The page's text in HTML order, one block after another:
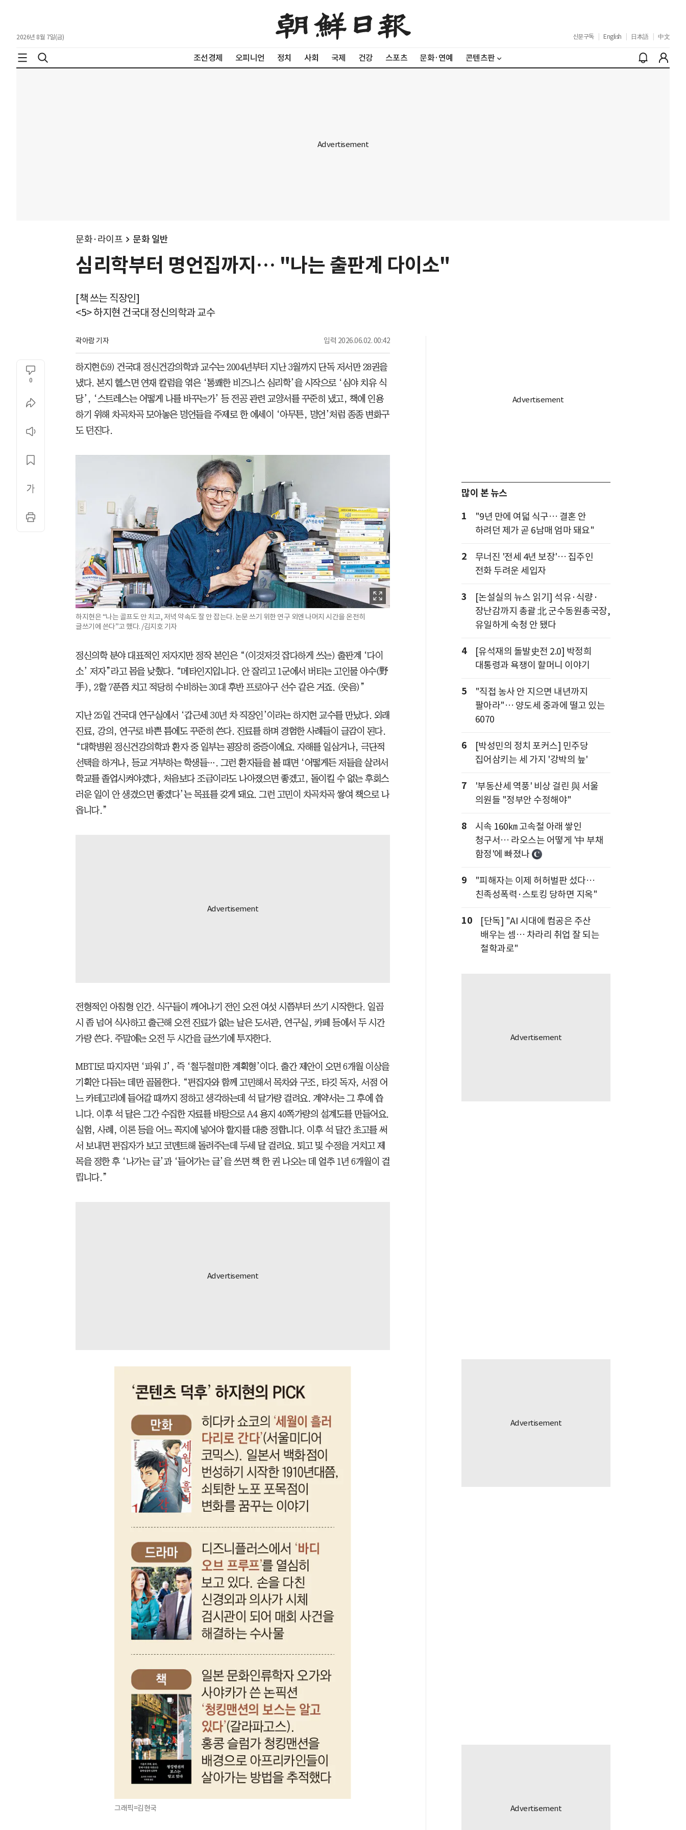
2026년 8월 7일(금) 신문구독 English 日本語 中文
조선경제 오피니언 정치 사회 국제 건강 스포츠 문화·연예 콘텐츠판
문화·라이프 문화 일반
심리학부터 명언집까지… "나는 출판계 다이소"
[책 쓰는 직장인]
<5> 하지현 건국대 정신의학과 교수
곽아람 기자 입력 2026.06.02. 00:42
0
하지현(59) 건국대 정신건강의학과 교수는 2004년부터 지난 3월까지 단독 저서만 28권을
냈다. 본지 헬스면 연재 칼럼을 엮은 ‘통쾌한 비즈니스 심리학’을 시작으로 ‘심야 치유 식
당’, ‘스트레스는 어떻게 나를 바꾸는가’ 등 전공 관련 교양서를 꾸준히 냈고, 책에 인용
하기 위해 차곡차곡 모아놓은 명언들을 주제로 한 에세이 ‘아무튼, 명언’처럼 종종 변화구
도 던진다.
하지현은 “나는 골프도 안 치고, 저녁 약속도 잘 안 잡는다. 논문 쓰기 위한 연구 외엔 나머지 시간을 온전히
글쓰기에 쓴다”고 했다. /김지호 기자
정신의학 분야 대표적인 저자지만 정작 본인은 “(이것저것 잡다하게 쓰는) 출판계 ‘다이
소’ 저자”라고 몸을 낮췄다. “메타인지입니다. 안 잘리고 1군에서 버티는 고인물 야수(野
手), 2할 7푼쯤 치고 적당히 수비하는 30대 후반 프로야구 선수 같은 거죠. (웃음)”
지난 25일 건국대 연구실에서 ‘갑근세 30년 차 직장인’이라는 하지현 교수를 만났다. 외래
진료, 강의, 연구로 바쁜 틈에도 꾸준히 쓴다. 진료를 하며 경험한 사례들이 글감이 된다.
“대학병원 정신건강의학과 환자 중 일부는 굉장히 중증이에요. 자해를 일삼거나, 극단적
선택을 하거나, 등교 거부하는 학생들…. 그런 환자들을 볼 때면 ‘어떻게든 저들을 살려서
학교를 졸업시켜야겠다, 처음보다 조금이라도 나아졌으면 좋겠고, 돌이킬 수 없는 후회스
러운 일이 안 생겼으면 좋겠다’는 목표를 갖게 돼요. 그런 고민이 차곡차곡 쌓여 책으로 나
옵니다.”
전형적인 아침형 인간. 식구들이 깨어나기 전인 오전 여섯 시쯤부터 쓰기 시작한다. 일곱
시 좀 넘어 식사하고 출근해 오전 진료가 없는 날은 도서관, 연구실, 카페 등에서 두 시간
가량 쓴다. 주말에는 오전 두 시간을 글쓰기에 투자한다.
MBTI로 따지자면 ‘파워 J’, 즉 ‘철두철미한 계획형’이다. 출간 제안이 오면 6개월 이상을
기획안 다듬는 데만 골몰한다. “편집자와 함께 고민해서 목차와 구조, 타깃 독자, 서점 어
느 카테고리에 들어갈 때까지 정하고 생각하는데 석 달가량 걸려요. 계약서는 그 후에 씁
니다. 이후 석 달은 그간 수집한 자료를 바탕으로 A4 용지 40쪽가량의 설계도를 만들어요.
실험, 사례, 이론 등을 어느 꼭지에 넣어야 할지를 대충 정합니다. 이후 석 달간 초고를 써
서 보내면 편집자가 보고 코멘트해 돌려주는데 두세 달 걸려요. 퇴고 및 수정을 거치고 제
목을 정한 후 ‘나가는 글’과 ‘들어가는 글’을 쓰면 책 한 권 나오는 데 얼추 1년 6개월이 걸
립니다.”
그래픽=김현국
많이 본 뉴스
1
"9년 만에 여덟 식구… 결혼 안
하려던 제가 곧 6남매 엄마 돼요"
2
무너진 '전세 4년 보장'… 집주인
전화 두려운 세입자
3
[논설실의 뉴스 읽기] 석유·식량·
장난감까지 총괄 北 군수동원총국장,
유일하게 숙청 안 됐다
4
[유석재의 돌발史전 2.0] 박정희
대통령과 욕쟁이 할머니 이야기
5
"직접 농사 안 지으면 내년까지
팔아라"… 양도세 중과에 떨고 있는
6070
6
[박성민의 정치 포커스] 민주당
집어삼키는 세 가지 '강박의 늪'
7
'부동산세 역풍' 비상 걸린 與 서울
의원들 "정부안 수정해야"
8
시속 160㎞ 고속철 아래 쌓인
청구서… 라오스는 어떻게 '中 부채
함정'에 빠졌나
9
"피해자는 이제 허허벌판 섰다…
친족성폭력·스토킹 당하면 지옥"
10
[단독] "AI 시대에 컴공은 주산
배우는 셈… 차라리 취업 잘 되는
철학과로"